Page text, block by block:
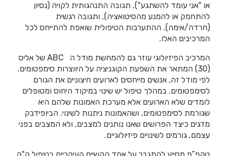
או "אני עומד להשתגע"), תגובה התנהגותית לקויה (נסיון
להתחמק או להמנע מהסיטואציה), ותגובה רגשית
(חרדה/אימה). ההתערבות הטיפולית שואפת להתייחס לכל
המרכיבים האלו.
המרכיב הפיזיולוגי עוזר גם להמחשת מודל ה ABC של אליס
(30) המתאר את השפעת הקוגניציה על היווצרות סימפטומים.
לפי מודל זה, אנשים מייחסים לארועים חיצוניים את הגורם
לסימפטומים. במהלך טיפול יש שינוי במיקוד היחוס ומטופלים
לומדים שלא הארועים אלא מערכת האמונות שלהם היא
שגורמת לסימפטומים, ושהאמונות ניתנות לשינוי. הביופידבק
מדגים כיצד הפרושים שאנו נותנים למצבים, ולא המצבים בפני
עצמם, גורמים לשינויים פיזיולוגיים.